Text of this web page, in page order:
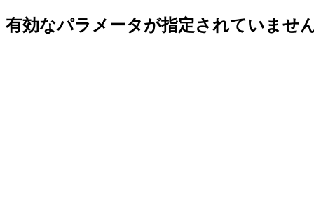
有効なパラメータが指定されていませ